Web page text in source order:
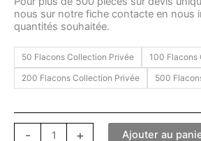
nous sur notre fiche contacte en nous
quantités souhaitée.
50 Flacons Collection Privée
100 Flacons
200 Flacons Collection Privée
500
- + Ajouter au